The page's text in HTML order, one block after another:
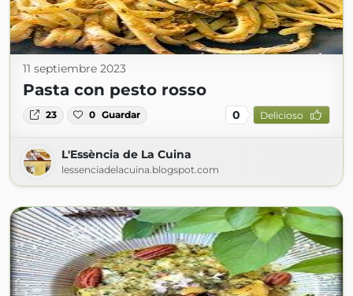
11 septiembre 2023
Pasta con pesto rosso
23 0 Guardar 0 Delicioso
L'Essència de La Cuina
lessenciadelacuina.blogspot.com